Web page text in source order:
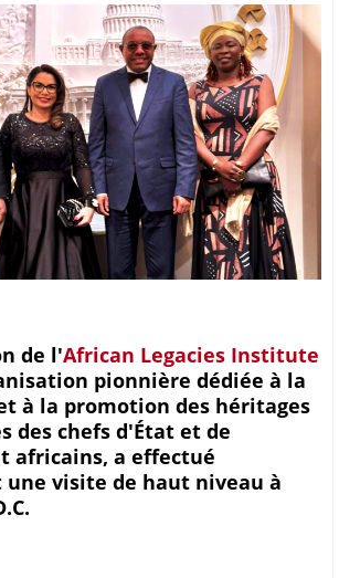
de l'African Legacies Institute
pionnière dédiée à la
à la promotion des héritages
des chefs d'État et de
africains, a effectué
visite de haut niveau à